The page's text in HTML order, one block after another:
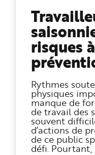
risques
Rythmes
physiques
manque de
de travail des
souvent
d’actions de
de ce public
défi.